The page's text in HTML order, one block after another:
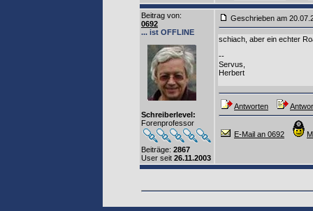
Beitrag von:
0692
... ist OFFLINE
Schreiberlevel:
Forenprofessor
Beiträge: 2867
User seit 26.11.2003
Geschrieben am
schiach, aber ein echter
--
Servus,
Herbert
Antworten
E-Mail an 0692